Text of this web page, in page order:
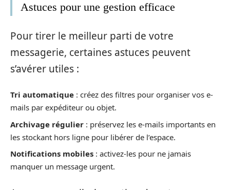
Astuces pour une gestion efficace
Pour tirer le meilleur parti de votre
messagerie, certaines astuces peuvent
s’avérer utiles :
Tri automatique : créez des filtres pour organiser vos e-
mails par expéditeur ou objet.
Archivage régulier : préservez les e-mails importants en
les stockant hors ligne pour libérer de l’espace.
Notifications mobiles : activez-les pour ne jamais
manquer un message urgent.